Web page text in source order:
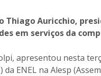
Auricchio,
em serviços da
apresentou nesta
ENEL na Alesp